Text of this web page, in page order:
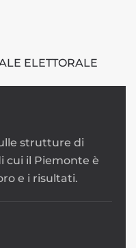
ELETTORALE
strutture di
cui il Piemonte è
e i risultati.